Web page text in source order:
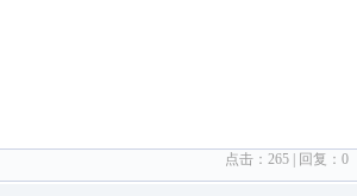
点击： 265 | 回复： 0